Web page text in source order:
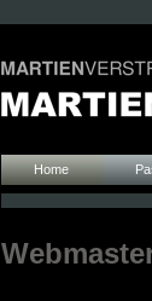
Home